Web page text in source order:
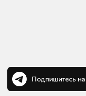
Подпишитесь